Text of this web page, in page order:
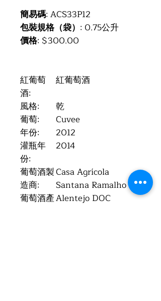
簡易碼: ACS33P12
包裝規格（袋） : 0.75公升
價格: $300.00
紅葡萄
酒:
紅葡萄酒
風格:
乾
葡萄:
Cuvee
年份:
2012
灌瓶年
份:
2014
葡萄酒製
造商:
Casa Agrícola
Santana Ramalho
葡萄酒產Alentejo DOC